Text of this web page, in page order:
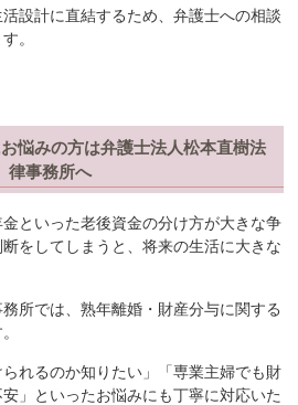
設計に直結するため、弁護士への相談
。
悩みの方は弁護士法人松本直樹法
律事務所へ
といった老後資金の分け方が大きな争
をしてしまうと、将来の生活に大きな
所では、熟年離婚・財産分与に関する
られるのか知りたい」「専業主婦でも財
」といったお悩みにも丁寧に対応いた